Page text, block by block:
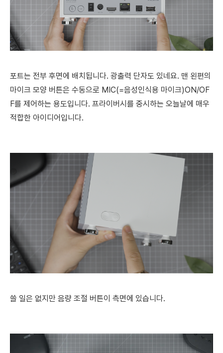
포트는 전부 후면에 배치됩니다. 광출력 단자도 있네요. 맨 왼편의
마이크 모양 버튼은 수동으로 MIC(=음성인식용 마이크)ON/OF
F를 제어하는 용도입니다. 프라이버시를 중시하는 오늘날에 매우
적합한 아이디어입니다.
쓸 일은 없지만 음량 조절 버튼이 측면에 있습니다.